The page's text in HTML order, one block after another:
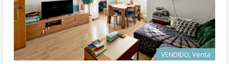
VENDIDO, Venta